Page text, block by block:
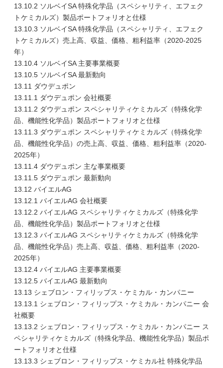
13.10.2 ソルベイSA 特殊化学品（スペシャリティ、エフェク
トケミカルズ）製品ポートフォリオと仕様
13.10.3 ソルベイSA 特殊化学品（スペシャリティ、エフェク
トケミカルズ）売上高、収益、価格、粗利益率（2020-2025
年）
13.10.4 ソルベイSA 主要事業概要
13.10.5 ソルベイSA 最新動向
13.11 ダウデュポン
13.11.1 ダウデュポン 会社概要
13.11.2 ダウデュポン スペシャリティケミカルズ（特殊化学
品、機能性化学品）製品ポートフォリオと仕様
13.11.3 ダウデュポン スペシャリティケミカルズ（特殊化学
品、機能性化学品）の売上高、収益、価格、粗利益率（2020-
2025年）
13.11.4 ダウデュポン 主な事業概要
13.11.5 ダウデュポン 最新動向
13.12 バイエルAG
13.12.1 バイエルAG 会社概要
13.12.2 バイエルAG スペシャリティケミカルズ（特殊化学
品、機能性化学品）製品ポートフォリオと仕様
13.12.3 バイエルAG スペシャリティケミカルズ（特殊化学
品、機能性化学品）売上高、収益、価格、粗利益率（2020-
2025年）
13.12.4 バイエルAG 主要事業概要
13.12.5 バイエルAG 最新動向
13.13 シェブロン・フィリップス・ケミカル・カンパニー
13.13.1 シェブロン・フィリップス・ケミカル・カンパニー 会
社概要
13.13.2 シェブロン・フィリップス・ケミカル・カンパニー ス
ペシャリティケミカルズ（特殊化学品、機能性化学品）製品ポ
ートフォリオと仕様
13.13.3 シェブロン・フィリップス・ケミカル社 特殊化学品